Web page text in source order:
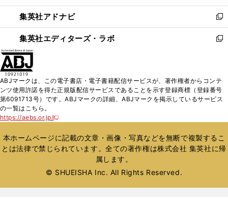
開
く
ウ
で
開
く
ン
ド
ウ
で
ウ
ィ
ン
ド
く
集英社アドナビ
新
し
い
ド
ウ
で
集英社エディターズ・ラボ
新
ィ
ン
ド
開
く
ABJマークは、この電子書店・電子書籍配信サービスが、著作権者からコンテ
ンツ使用許諾を得た正規版配信サービスであることを示す登録商標（登録番号
第6091713号）です。ABJマークの詳細、ABJマークを掲示しているサービス
の一覧はこちら。
https://aebs.or.jp/
新
い
ウ
ィ
ウ
本ホームページに記載の文章・画像・写真などを無断で複製するこ
とは法律で禁じられています。全ての著作権は株式会社 集英社に帰
属します。
© SHUEISHA Inc. All Rights Reserved.